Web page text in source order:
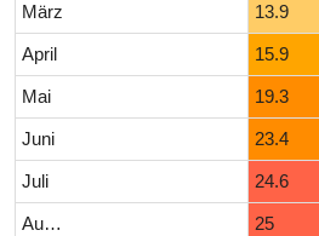
März 13.9
April 15.9
Mai 19.3
Juni 23.4
Juli 24.6
August 25